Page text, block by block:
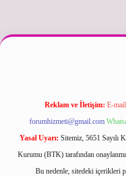
güncel
Reklam ve İletişim: E-
forumhizmeti@gmail.com
Yasal Uyarı: Sitemiz, 5651 Sayılı
Kurumu (BTK) tarafından
Bu nedenle, sitedeki içerikleri